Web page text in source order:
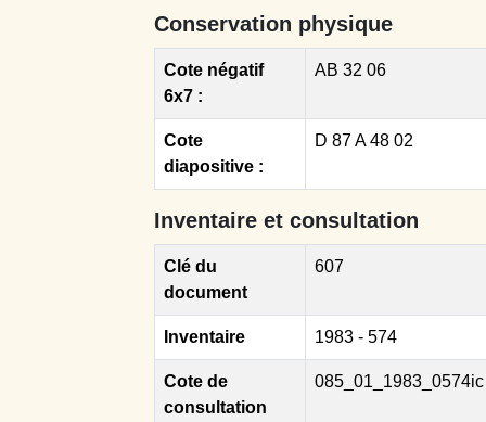
Conservation physique
Cote négatif
6x7 :
AB 32 06
Cote
diapositive :
D 87 A 48 02
Inventaire et consultation
Clé du
document
607
Inventaire 1983 - 574
Cote de
consultation
085_01_1983_0574ic